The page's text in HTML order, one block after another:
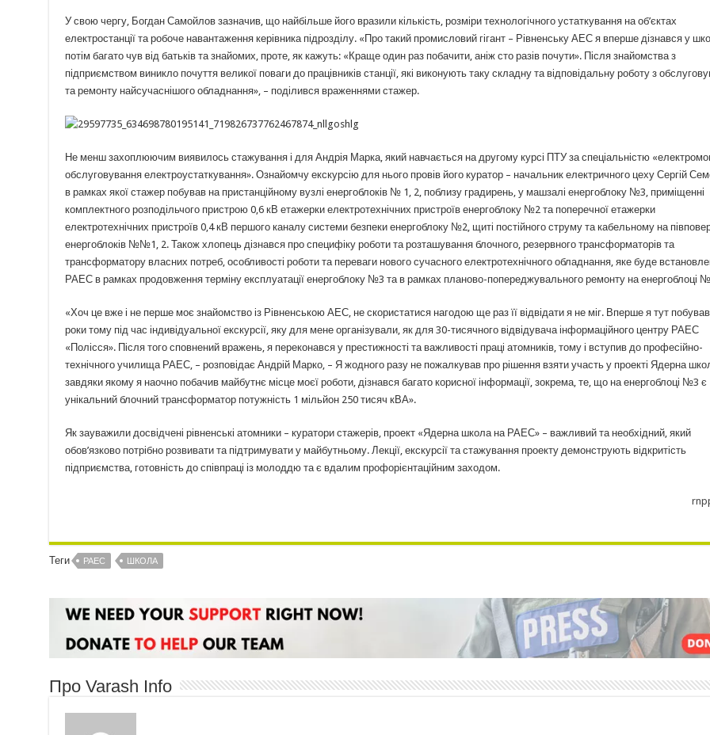
У свою чергу, Богдан Самойлов зазначив, що найбільше його вразили кількість, розміри технологічного устаткування на об’єктах
електростанції та робоче навантаження керівника підрозділу. «Про такий промисловий гігант – Рівненську АЕС я вперше дізнався у
потім багато чув від батьків та знайомих, проте, як кажуть: «Краще один раз побачити, аніж сто разів почути». Після знайомства з
підприємством виникло почуття великої поваги до працівників станції, які виконують таку складну та відповідальну роботу з
та ремонту найсучаснішого обладнання», – поділився враженнями стажер.
Не менш захоплюючим виявилось стажування і для Андрія Марка, який навчається на другому курсі ПТУ за спеціальністю
обслуговування електроустаткування». Ознайомчу екскурсію для нього провів його куратор – начальник електричного цеху Сергій
в рамках якої стажер побував на пристанційному вузлі енергоблоків № 1, 2, поблизу градирень, у машзалі енергоблоку №3, приміщенні
комплектного розподільчого пристрою 0,6 кВ етажерки електротехнічних пристроїв енергоблоку №2 та поперечної етажерки
електротехнічних пристроїв 0,4 кВ першого каналу системи безпеки енергоблоку №2, щиті постійного струму та кабельному на
енергоблоків №№1, 2. Також хлопець дізнався про специфіку роботи та розташування блочного, резервного трансформаторів та
трансформатору власних потреб, особливості роботи та переваги нового сучасного електротехнічного обладнання, яке буде
РАЕС в рамках продовження терміну експлуатації енергоблоку №3 та в рамках планово-попереджувального ремонту на енергоблоці
«Хоч це вже і не перше моє знайомство із Рівненською АЕС, не скористатися нагодою ще раз її відвідати я не міг. Вперше я тут
роки тому під час індивідуальної екскурсії, яку для мене організували, як для 30-тисячного відвідувача інформаційного центру РАЕС
«Полісся». Після того сповнений вражень, я переконався у престижності та важливості праці атомників, тому і вступив до професійно-
технічного училища РАЕС, – розповідає Андрій Марко, – Я жодного разу не пожалкував про рішення взяти участь у проекті Ядерна
завдяки якому я наочно побачив майбутнє місце моєї роботи, дізнався багато корисної інформації, зокрема, те, що на енергоблоці №3 є
унікальний блочний трансформатор потужність 1 мільйон 250 тисяч кВА».
Як зауважили досвідчені рівненські атомники – куратори стажерів, проект «Ядерна школа на РАЕС» – важливий та необхідний, який
обов’язково потрібно розвивати та підтримувати у майбутньому. Лекції, екскурсії та стажування проекту демонструють відкритість
підприємства, готовність до співпраці із молоддю та є вдалим профорієнтаційним заходом.
Теги РАЕС ШКОЛА
Про Varash Info